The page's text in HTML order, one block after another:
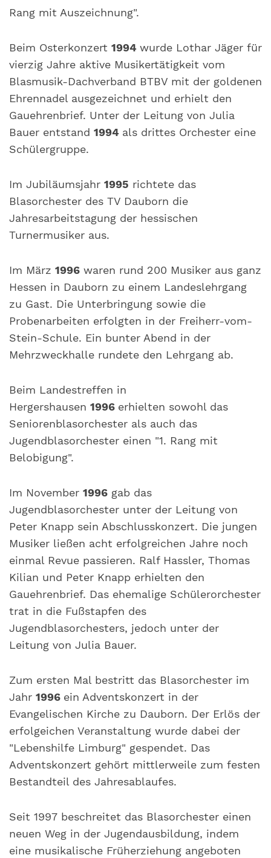
Rang mit Auszeichnung".
Beim Osterkonzert 1994 wurde Lothar Jäger für
vierzig Jahre aktive Musikertätigkeit vom
Blasmusik-Dachverband BTBV mit der goldenen
Ehrennadel ausgezeichnet und erhielt den
Gauehrenbrief. Unter der Leitung von Julia
Bauer entstand 1994 als drittes Orchester eine
Schülergruppe.
Im Jubiläumsjahr 1995 richtete das
Blasorchester des TV Dauborn die
Jahresarbeitstagung der hessischen
Turnermusiker aus.
Im März 1996 waren rund 200 Musiker aus ganz
Hessen in Dauborn zu einem Landeslehrgang
zu Gast. Die Unterbringung sowie die
Probenarbeiten erfolgten in der Freiherr-vom-
Stein-Schule. Ein bunter Abend in der
Mehrzweckhalle rundete den Lehrgang ab.
Beim Landestreffen in
Hergershausen 1996 erhielten sowohl das
Seniorenblasorchester als auch das
Jugendblasorchester einen "1. Rang mit
Belobigung".
Im November 1996 gab das
Jugendblasorchester unter der Leitung von
Peter Knapp sein Abschlusskonzert. Die jungen
Musiker ließen acht erfolgreichen Jahre noch
einmal Revue passieren. Ralf Hassler, Thomas
Kilian und Peter Knapp erhielten den
Gauehrenbrief. Das ehemalige Schülerorchester
trat in die Fußstapfen des
Jugendblasorchesters, jedoch unter der
Leitung von Julia Bauer.
Zum ersten Mal bestritt das Blasorchester im
Jahr 1996 ein Adventskonzert in der
Evangelischen Kirche zu Dauborn. Der Erlös der
erfolgeichen Veranstaltung wurde dabei der
"Lebenshilfe Limburg" gespendet. Das
Adventskonzert gehört mittlerweile zum festen
Bestandteil des Jahresablaufes.
Seit 1997 beschreitet das Blasorchester einen
neuen Weg in der Jugendausbildung, indem
eine musikalische Früherziehung angeboten